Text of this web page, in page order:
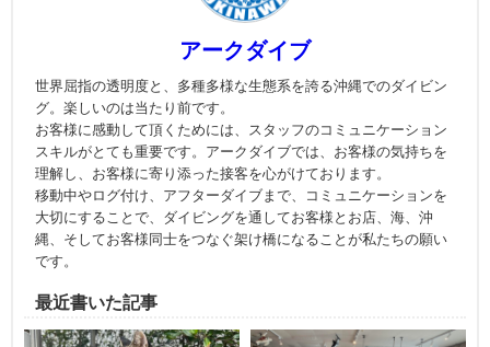
アークダイブ
世界屈指の透明度と、多種多様な生態系を誇る沖縄でのダイビン
グ。楽しいのは当たり前です。
お客様に感動して頂くためには、スタッフのコミュニケーション
スキルがとても重要です。アークダイブでは、お客様の気持ちを
理解し、お客様に寄り添った接客を心がけております。
移動中やログ付け、アフターダイブまで、コミュニケーションを
大切にすることで、ダイビングを通してお客様とお店、海、沖
縄、そしてお客様同士をつなぐ架け橋になることが私たちの願い
です。
最近書いた記事